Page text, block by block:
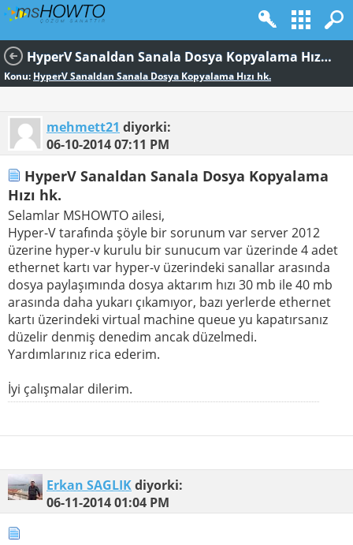
HyperV Sanaldan Sanala Dosya Kopyalama Hızı hk.
Konu: HyperV Sanaldan Sanala Dosya Kopyalama Hızı hk.
mehmett21 diyorki:
06-10-201407:11 PM
HyperV Sanaldan Sanala Dosya Kopyalama
Hızı hk.
Selamlar MSHOWTO ailesi,
Hyper-V tarafında şöyle bir sorunum var server 2012
üzerine hyper-v kurulu bir sunucum var üzerinde 4 adet
ethernet kartı var hyper-v üzerindeki sanallar arasında
dosya paylaşımında dosya aktarım hızı 30 mb ile 40 mb
arasında daha yukarı çıkamıyor, bazı yerlerde ethernet
kartı üzerindeki virtual machine queue yu kapatırsanız
düzelir denmiş denedim ancak düzelmedi.
Yardımlarınız rica ederim.
İyi çalışmalar dilerim.
Erkan SAGLIKdiyorki:
06-11-201401:04 PM